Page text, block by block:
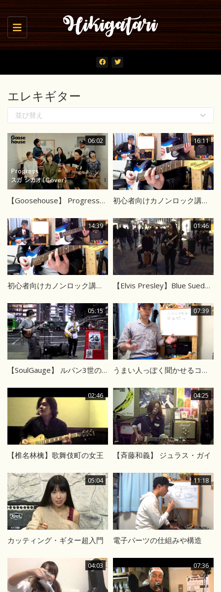
Toggle navigation
エレキギター
並び替え
06:02
【Goosehouse】 Progress／スガ シカオ（Cover）
16:11
初心者向けカノンロック講座 2/2 メロディ～テーマ
14:39
初心者向けカノンロック講座 1/2 イントロ～リフ
01:46
【Elvis Presley】Blue Suede Shoesカバー 海外ストリート弾き語り
05:15
【SoulGauge】 ルパン3世のテーマ 【ストリートライブ】
07:39
うまい人っぽく聞かせるコツ 笑顔で弾こう！
02:46
【椎名林檎】歌舞伎町の女王
04:25
【斉藤和義】 ジュラス・ガイ
05:04
カッティング・ギター超入門
11:18
電子パーツの仕組みや構造
04:03 07:36